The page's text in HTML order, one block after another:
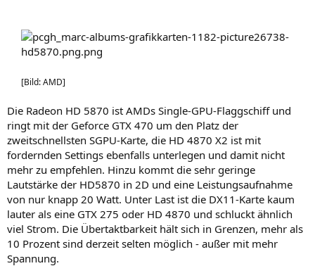
[Bild: AMD]
Die Radeon HD 5870 ist AMDs Single-GPU-Flaggschiff und
ringt mit der Geforce GTX 470 um den Platz der
zweitschnellsten SGPU-Karte, die HD 4870 X2 ist mit
fordernden Settings ebenfalls unterlegen und damit nicht
mehr zu empfehlen. Hinzu kommt die sehr geringe
Lautstärke der HD5870 in 2D und eine Leistungsaufnahme
von nur knapp 20 Watt. Unter Last ist die DX11-Karte kaum
lauter als eine GTX 275 oder HD 4870 und schluckt ähnlich
viel Strom. Die Übertaktbarkeit hält sich in Grenzen, mehr als
10 Prozent sind derzeit selten möglich - außer mit mehr
Spannung.